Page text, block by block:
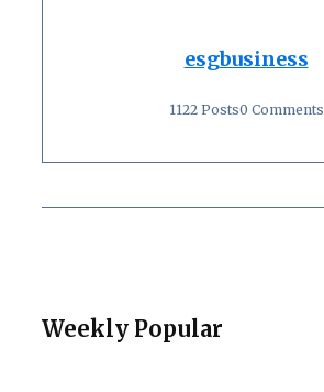
esgbusiness
1122 Posts0 Comments
Weekly Popular